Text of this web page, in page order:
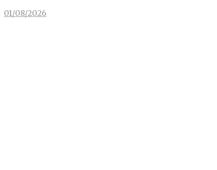
01/08/2026